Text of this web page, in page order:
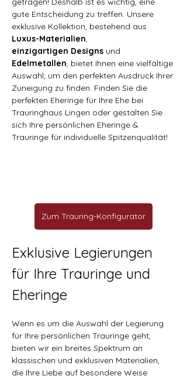
gute Entscheidung zu treffen. Unsere
exklusive Kollektion, bestehend aus
Luxus-Materialien,
einzigartigen Designs und
Edelmetallen, bietet Ihnen eine vielfältige
Auswahl, um den perfekten Ausdruck Ihrer
Zuneigung zu finden. Finden Sie die
perfekten Eheringe für Ihre Ehe bei
Trauringhaus Lingen oder gestalten Sie
sich Ihre persönlichen Eheringe &
Trauringe für individuelle Spitzenqualität!
Zum Trauring-Konfigurator
Exklusive Legierungen
für Ihre Trauringe und
Eheringe
Wenn es um die Auswahl der Legierung
für Ihre persönlichen Trauringe geht,
bieten wir ein breites Spektrum an
klassischen und exklusiven Materialien,
die Ihre Liebe auf besondere Weise